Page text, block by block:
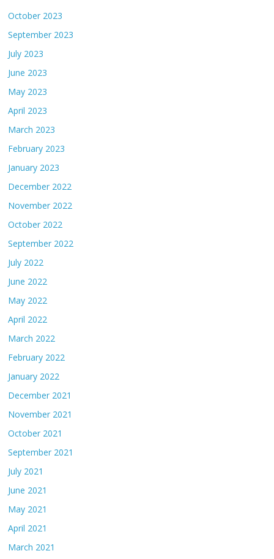
October 2023
September 2023
July 2023
June 2023
May 2023
April 2023
March 2023
February 2023
January 2023
December 2022
November 2022
October 2022
September 2022
July 2022
June 2022
May 2022
April 2022
March 2022
February 2022
January 2022
December 2021
November 2021
October 2021
September 2021
July 2021
June 2021
May 2021
April 2021
March 2021